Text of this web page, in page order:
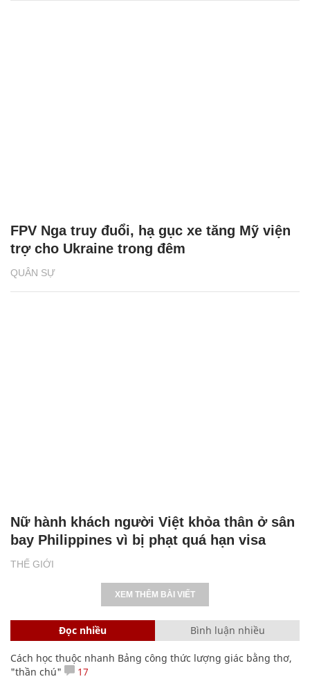
QUÂN SỰ
FPV Nga truy đuổi, hạ gục xe tăng Mỹ viện
trợ cho Ukraine trong đêm
THẾ GIỚI
Nữ hành khách người Việt khỏa thân ở sân
bay Philippines vì bị phạt quá hạn visa
XEM THÊM BÀI VIẾT
Đọc nhiều Bình luận nhiều
Cách học thuộc nhanh Bảng công thức lượng giác bằng thơ,
"thần chú"
17